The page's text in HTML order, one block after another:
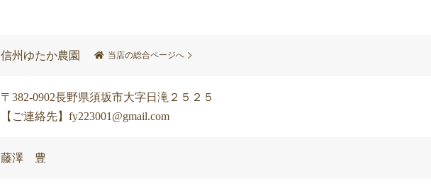
信州ゆたか農園 当店の総合ページへ
〒382-0902長野県須坂市大字日滝２５２５
【ご連絡先】fy223001@gmail.com
藤澤 豊